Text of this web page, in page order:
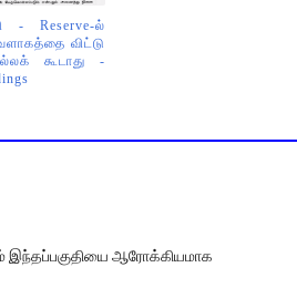
- Reserve-ல்
விட்டு
கூடாது -
இந்தப்பகுதியை ஆரோக்கியமாக